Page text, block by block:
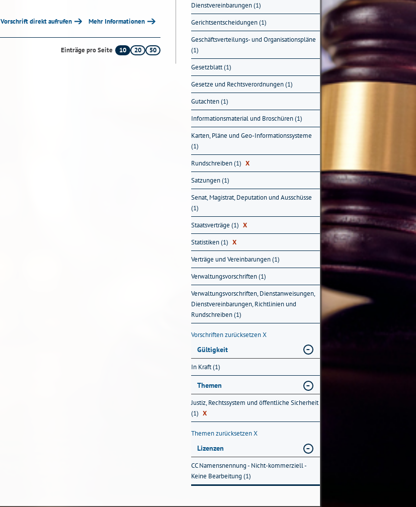
Vorschrift direkt aufrufen Mehr Informationen
Einträge pro Seite 10 20 50
Dienstvereinbarungen (1)
Gerichtsentscheidungen (1)
Geschäftsverteilungs- und Organisationspläne
(1)
Gesetzblatt (1)
Gesetze und Rechtsverordnungen (1)
Gutachten (1)
Informationsmaterial und Broschüren (1)
Karten, Pläne und Geo-Informationssysteme
(1)
Rundschreiben (1) X
Satzungen (1)
Senat, Magistrat, Deputation und Ausschüsse
(1)
Staatsverträge (1) X
Statistiken (1) X
Verträge und Vereinbarungen (1)
Verwaltungsvorschriften (1)
Verwaltungsvorschriften, Dienstanweisungen,
Dienstvereinbarungen, Richtlinien und
Rundschreiben (1)
Vorschriften zurücksetzenX
Gültigkeit
In Kraft (1)
Themen
Justiz, Rechtssystem und öffentliche Sicherheit
(1) X
Themen zurücksetzenX
Lizenzen
CC Namensnennung - Nicht-kommerziell -
Keine Bearbeitung (1)